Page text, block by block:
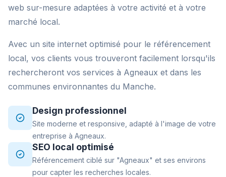
web sur-mesure adaptées à votre activité et à votre
marché local.
Avec un site internet optimisé pour le référencement
local, vos clients vous trouveront facilement lorsqu'ils
rechercheront vos services à Agneaux et dans les
communes environnantes du Manche.
Design professionnel
Site moderne et responsive, adapté à l'image de votre
entreprise à Agneaux.
SEO local optimisé
Référencement ciblé sur "Agneaux" et ses environs
pour capter les recherches locales.